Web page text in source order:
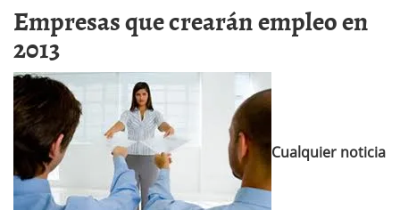
Empresas que crearán empleo en
2013
Cualquier noticia